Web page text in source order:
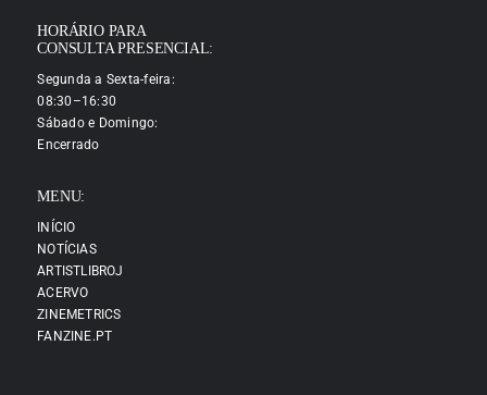
HORÁRIO PARA
CONSULTA PRESENCIAL:
Segunda a Sexta-feira:
08:30–16:30
Sábado e Domingo:
Encerrado
MENU:
INÍCIO
NOTÍCIAS
ARTISTLIBROJ
ACERVO
ZINEMETRICS
FANZINE.PT